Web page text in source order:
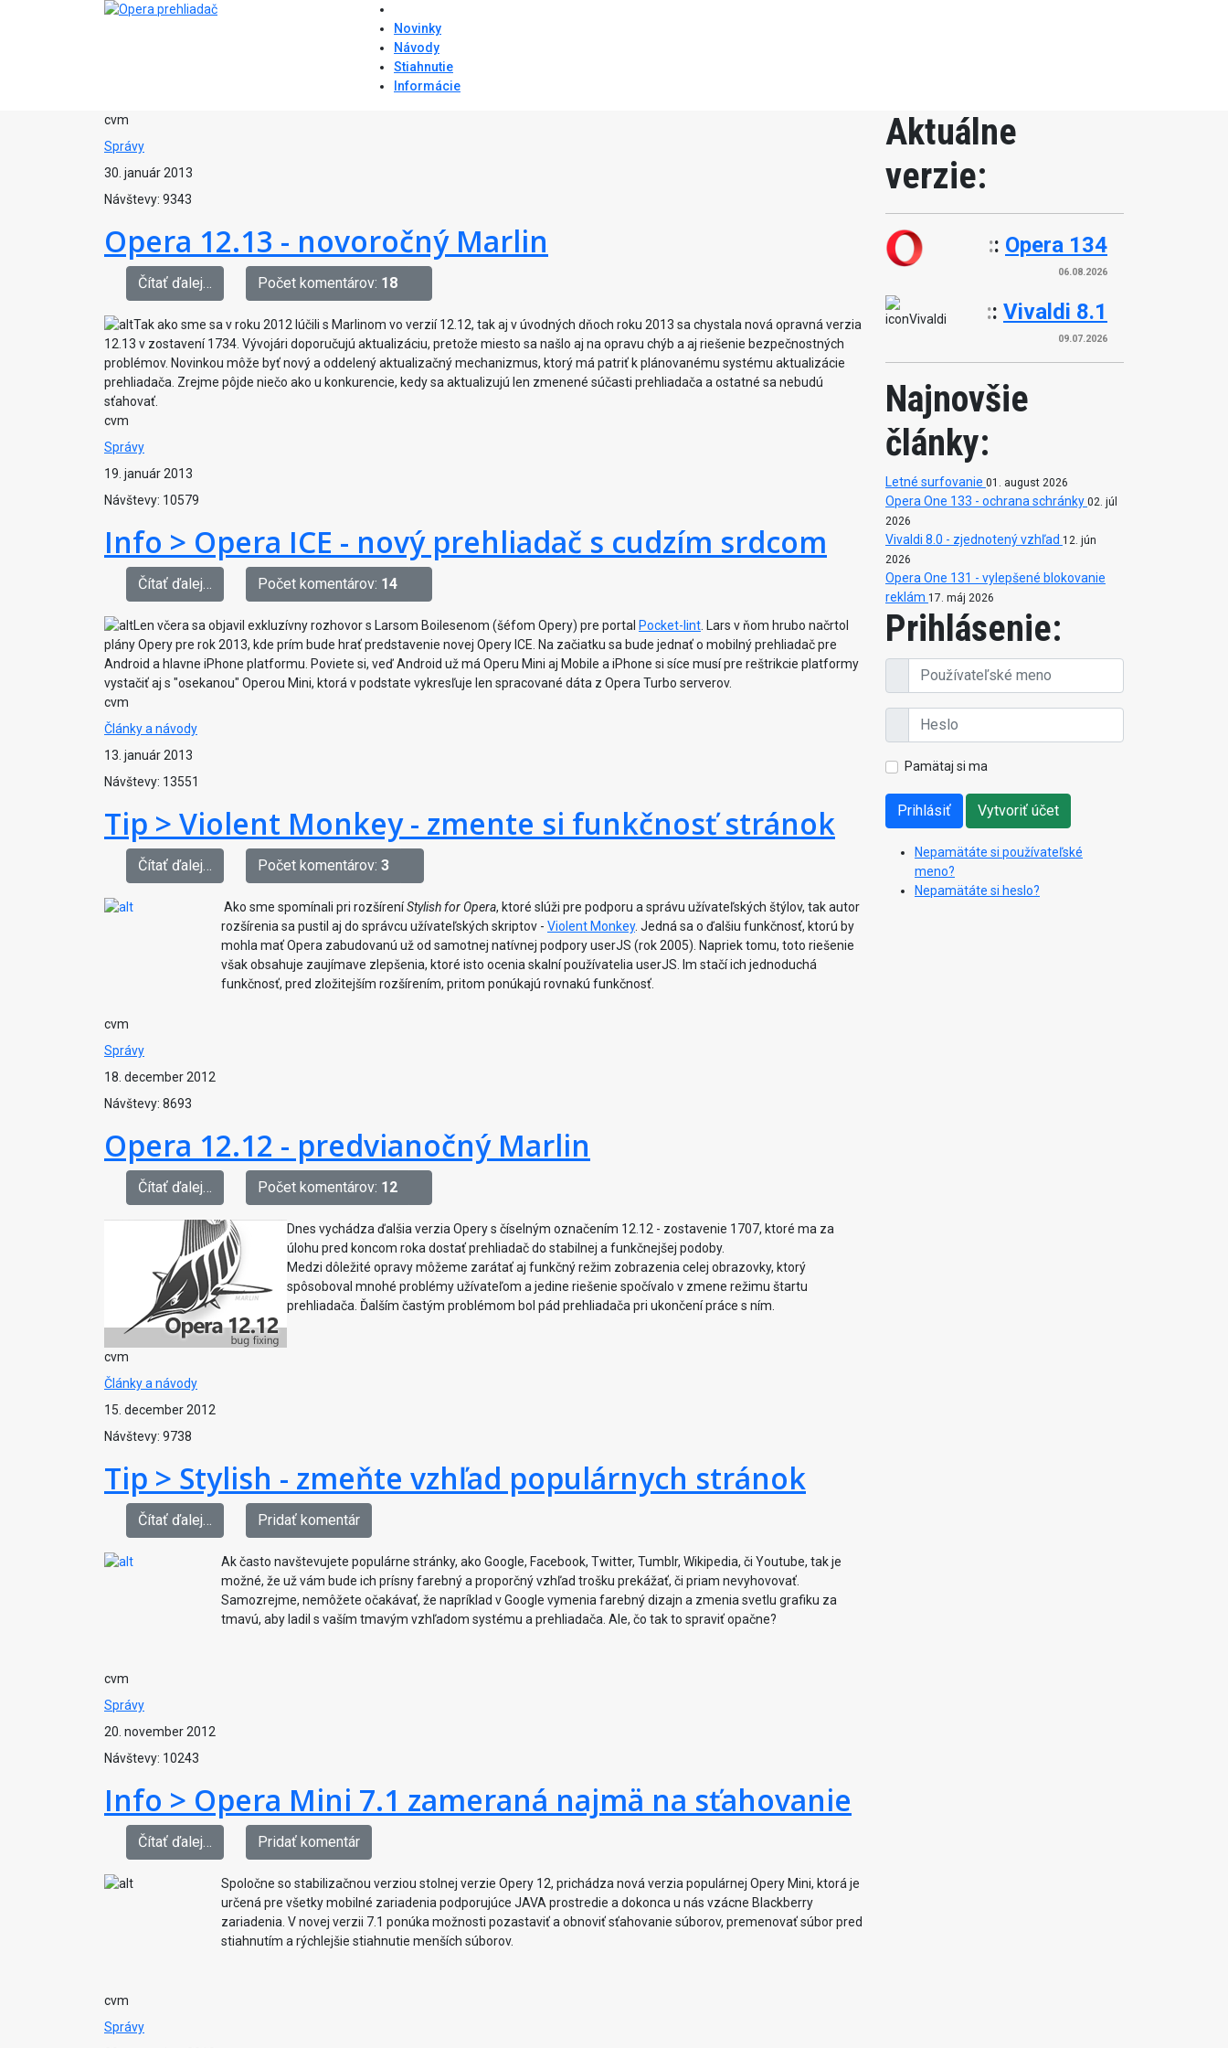
Novinky
Návody
Stiahnutie
Informácie
cvm
Správy
30. január 2013
Návštevy: 9343
Opera 12.13 - novoročný Marlin
Čítať ďalej… Počet komentárov: 18
Tak ako sme sa v roku 2012 lúčili s Marlinom vo verzií 12.12, tak aj v úvodných dňoch roku 2013 sa chystala nová opravná verzia
12.13 v zostavení 1734. Vývojári doporučujú aktualizáciu, pretože miesto sa našlo aj na opravu chýb a aj riešenie bezpečnostných
problémov. Novinkou môže byť nový a oddelený aktualizačný mechanizmus, ktorý má patriť k plánovanému systému aktualizácie
prehliadača. Zrejme pôjde niečo ako u konkurencie, kedy sa aktualizujú len zmenené súčasti prehliadača a ostatné sa nebudú
sťahovať.
cvm
Správy
19. január 2013
Návštevy: 10579
Info > Opera ICE - nový prehliadač s cudzím srdcom
Čítať ďalej… Počet komentárov: 14
Len včera sa objavil exkluzívny rozhovor s Larsom Boilesenom (šéfom Opery) pre portal Pocket-lint . Lars v ňom hrubo načrtol
plány Opery pre rok 2013, kde prím bude hrať predstavenie novej Opery ICE. Na začiatku sa bude jednať o mobilný prehliadač pre
Android a hlavne iPhone platformu. Poviete si, veď Android už má Operu Mini aj Mobile a iPhone si síce musí pre reštrikcie platformy
vystačiť aj s "osekanou" Operou Mini, ktorá v podstate vykresľuje len spracované dáta z Opera Turbo serverov.
cvm
Články a návody
13. január 2013
Návštevy: 13551
Tip > Violent Monkey - zmente si funkčnosť stránok
Čítať ďalej… Počet komentárov: 3
Ako sme spomínali pri rozšíreníStylish for Opera, ktoré slúži pre podporu a správu užívateľských štýlov, tak autor
rozšírenia sa pustil aj do správcu užívateľských skriptov - Violent Monkey. Jedná sa o ďalšiu funkčnosť, ktorú by
mohla mať Opera zabudovanú už od samotnej natívnej podpory userJS (rok 2005). Napriek tomu, toto riešenie
však obsahuje zaujímave zlepšenia, ktoré isto ocenia skalní používatelia userJS. Im stačí ich jednoduchá
funkčnosť, pred zložitejším rozšírením, pritom ponúkajú rovnakú funkčnosť.
cvm
Správy
18. december 2012
Návštevy: 8693
Opera 12.12 - predvianočný Marlin
Čítať ďalej… Počet komentárov: 12
Dnes vychádza ďalšia verzia Opery s číselným označením 12.12 - zostavenie 1707, ktoré ma za
úlohu pred koncom roka dostať prehliadač do stabilnej a funkčnejšej podoby.
Medzi dôležité opravy môžeme zarátať aj funkčný režim zobrazenia celej obrazovky, ktorý
spôsoboval mnohé problémy užívateľom a jedine riešenie spočívalo v zmene režimu štartu
prehliadača. Ďalším častým problémom bol pád prehliadača pri ukončení práce s ním.
cvm
Články a návody
15. december 2012
Návštevy: 9738
Tip > Stylish - zmeňte vzhľad populárnych stránok
Čítať ďalej… Pridať komentár
Ak často navštevujete populárne stránky, ako Google, Facebook, Twitter, Tumblr, Wikipedia, či Youtube, tak je
možné, že už vám bude ich prísny farebný a proporčný vzhľad trošku prekážať, či priam nevyhovovať.
Samozrejme, nemôžete očakávať, že napríklad v Google vymenia farebný dizajn a zmenia svetlu grafiku za
tmavú, aby ladil s vaším tmavým vzhľadom systému a prehliadača. Ale, čo tak to spraviť opačne?
cvm
Správy
20. november 2012
Návštevy: 10243
Info > Opera Mini 7.1 zameraná najmä na sťahovanie
Čítať ďalej… Pridať komentár
Spoločne so stabilizačnou verziou stolnej verzie Opery 12, prichádza nová verzia populárnej Opery Mini, ktorá je
určená pre všetky mobilné zariadenia podporujúce JAVA prostredie a dokonca u nás vzácne Blackberry
zariadenia. V novej verzii 7.1 ponúka možnosti pozastaviť a obnoviť sťahovanie súborov, premenovať súbor pred
stiahnutím a rýchlejšie stiahnutie menších súborov.
cvm
Správy
Aktuálne
verzie:
:: Opera 134
06.08.2026
:: Vivaldi 8.1
09.07.2026
Najnovšie
články:
Letné surfovanie 01. august 2026
Opera One 133 - ochrana schránky 02. júl
2026
Vivaldi 8.0 - zjednotený vzhľad 12. jún
2026
Opera One 131 - vylepšené blokovanie
reklám 17. máj 2026
Prihlásenie:
Pamätaj si ma
Prihlásiť Vytvoriť účet
Nepamätáte si používateľské
meno?
Nepamätáte si heslo?